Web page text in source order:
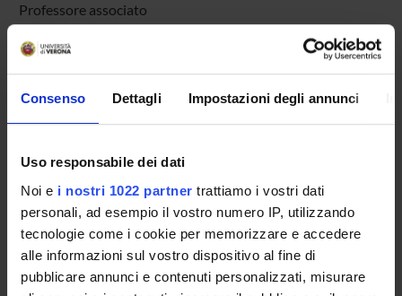
Consenso Dettagli Impostazioni degli annunci
Uso responsabile dei dati
Noi e i nostri 1022 partner trattiamo i vostri dati
personali, ad esempio il vostro numero IP, utilizzando
tecnologie come i cookie per memorizzare e accedere
alle informazioni sul vostro dispositivo al fine di
pubblicare annunci e contenuti personalizzati, misurare
Professore associato
Silvia Bianconi
Chimica Biologica
PUBBLICAZIONI
TITOLO
Dopa decarboxylase exhibits low pH half-transaminase